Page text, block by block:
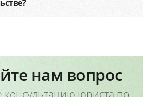
нам вопрос